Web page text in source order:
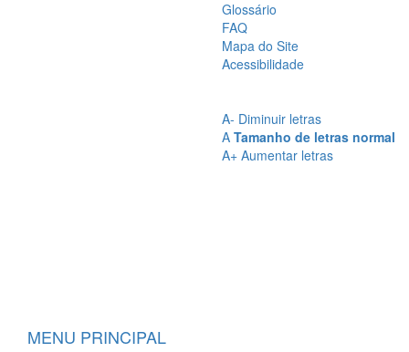
Glossário
FAQ
Mapa do Site
Acessibilidade
A- Diminuir letras
A Tamanho de letras normal
A+ Aumentar letras
MENU PRINCIPAL